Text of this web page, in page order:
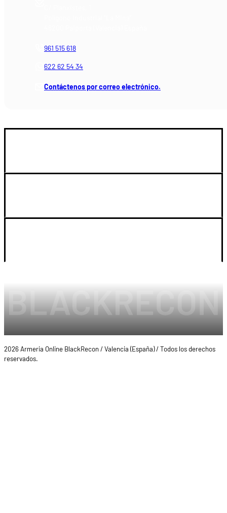
961 515 618
622 62 54 34
Contáctenos por correo electrónico.
2026 Armeria Online BlackRecon / Valencia (España) / Todos los derechos
reservados.